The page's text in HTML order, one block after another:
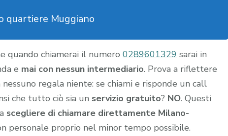
quartiere Muggiano
quando chiamerai il numero 0289601329 sarai in
e mai con nessun intermediario. Prova a riflettere
regala niente: se chiami e risponde un call
che tutto ciò sia un servizio gratuito? NO. Questi
scegliere di chiamare direttamente Milano-
personale proprio nel minor tempo possibile.